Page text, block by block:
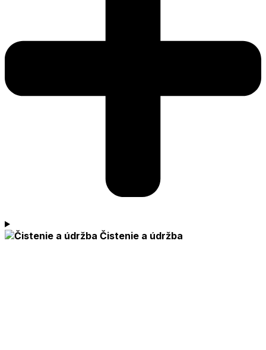
Čistenie a údržba